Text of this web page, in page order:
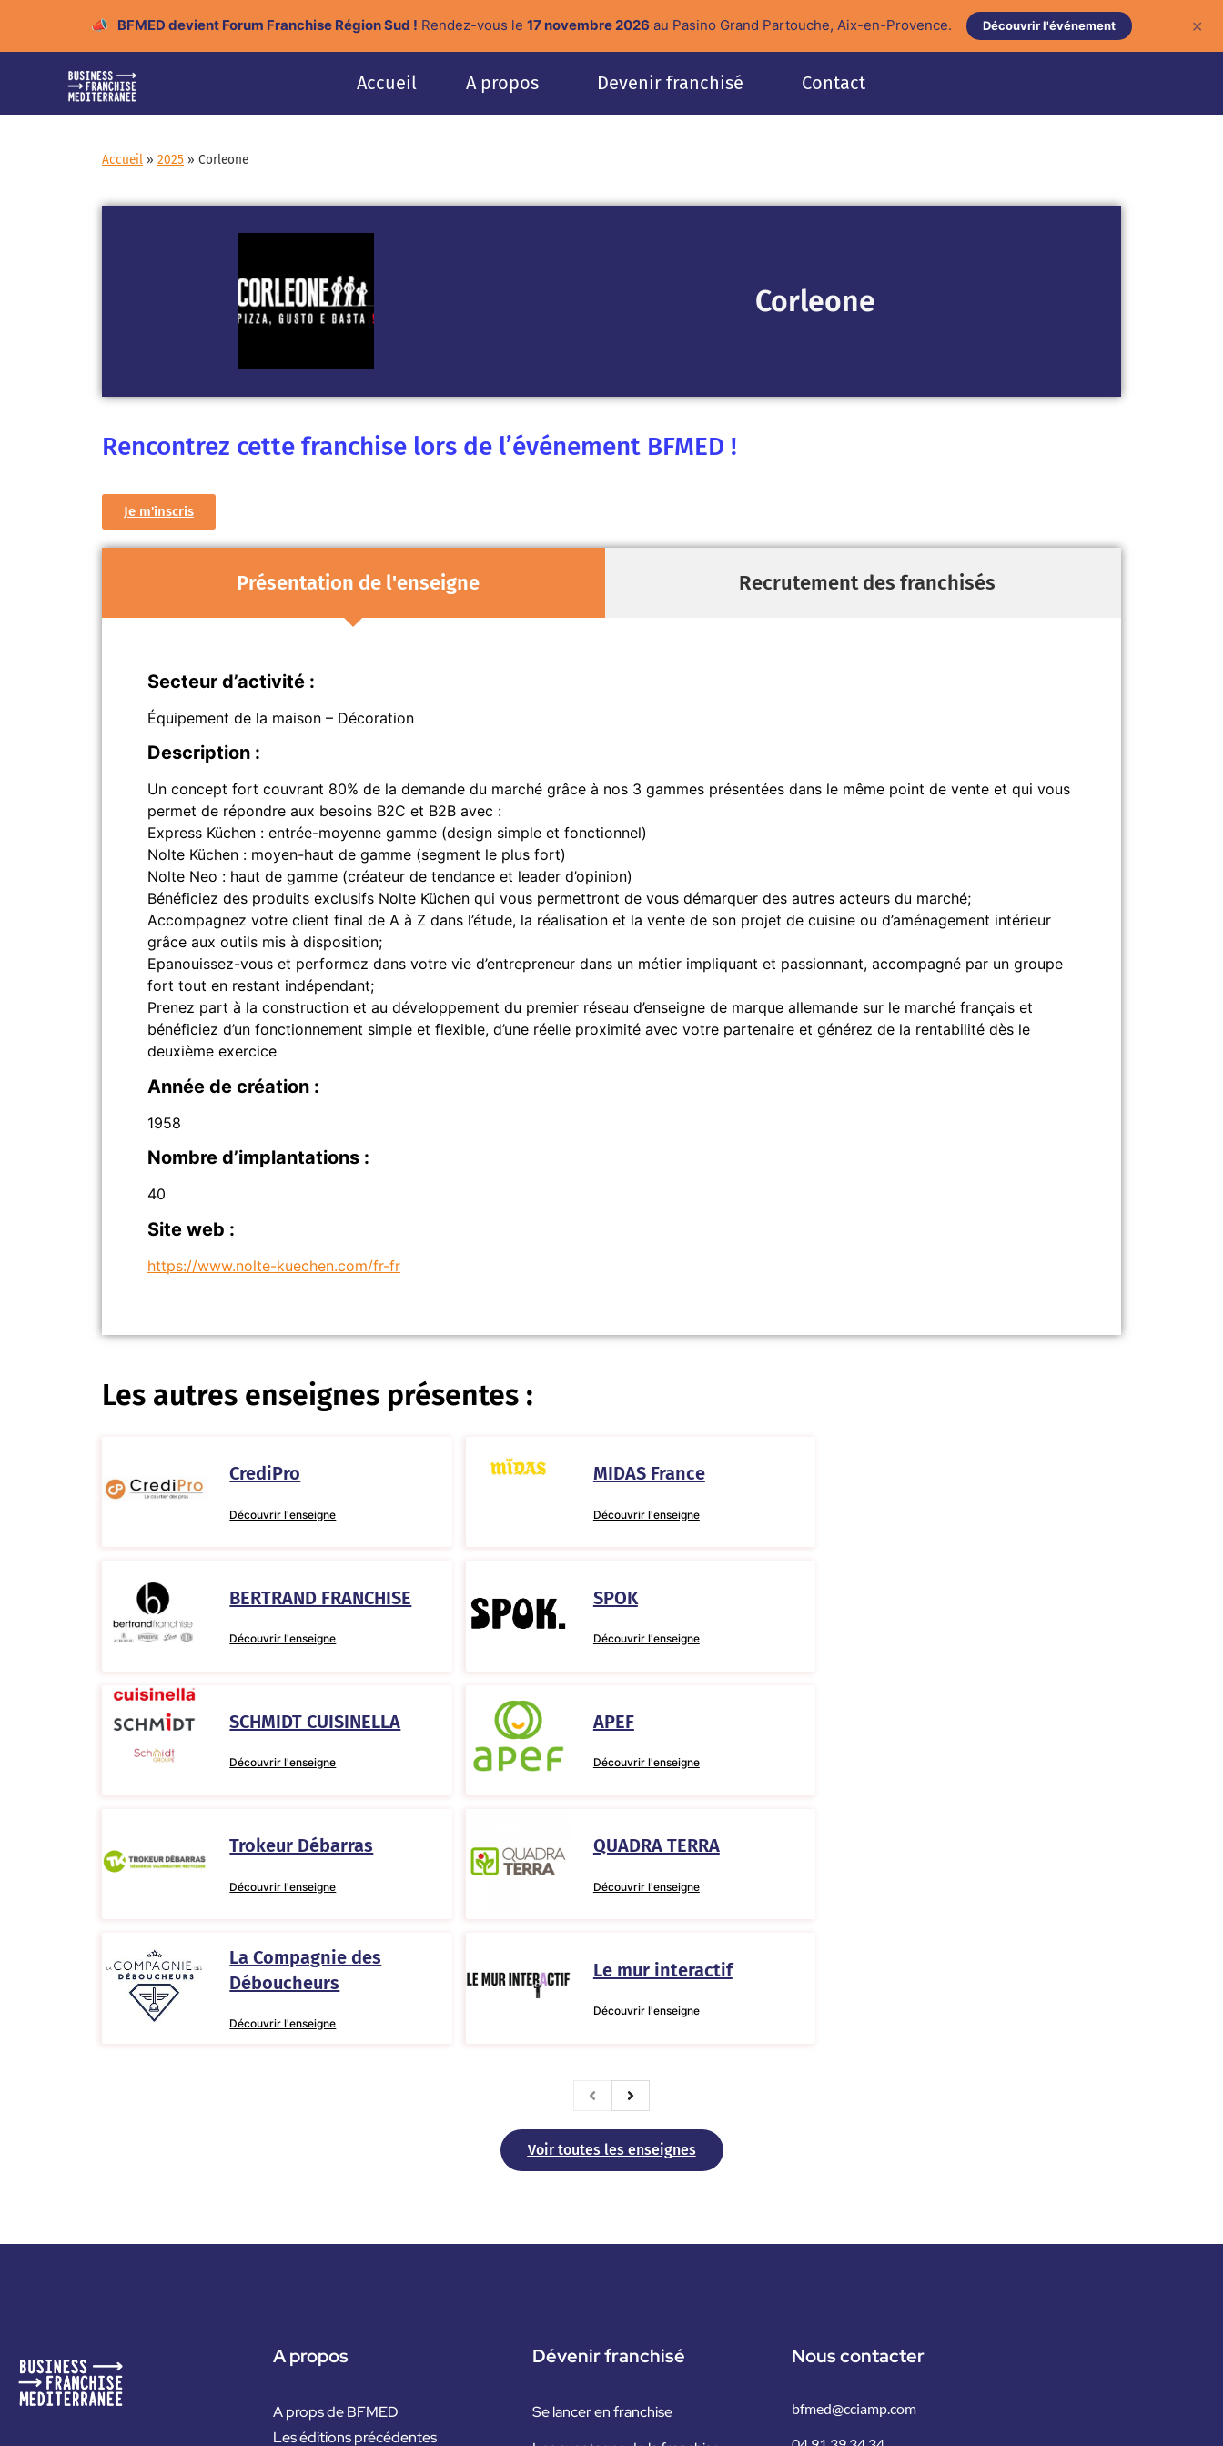
📣 BFMED devient Forum Franchise Région Sud ! Rendez-vous le 17 novembre 2026 au Pasino Grand Partouche, Aix-en-Provence. Découvrir l'événement ✕
Accueil A propos Devenir franchisé Contact
Accueil » 2025 » Corleone
Corleone
Rencontrez cette franchise lors de l’événement BFMED !
Je m'inscris
Présentation de l'enseigne Recrutement des franchisés
Secteur d’activité :
Équipement de la maison – Décoration
Description :
Un concept fort couvrant 80% de la demande du marché grâce à nos 3 gammes présentées dans le même point de vente et qui vous
permet de répondre aux besoins B2C et B2B avec :
Express Küchen : entrée-moyenne gamme (design simple et fonctionnel)
Nolte Küchen : moyen-haut de gamme (segment le plus fort)
Nolte Neo : haut de gamme (créateur de tendance et leader d’opinion)
Bénéficiez des produits exclusifs Nolte Küchen qui vous permettront de vous démarquer des autres acteurs du marché;
Accompagnez votre client final de A à Z dans l’étude, la réalisation et la vente de son projet de cuisine ou d’aménagement intérieur
grâce aux outils mis à disposition;
Epanouissez-vous et performez dans votre vie d’entrepreneur dans un métier impliquant et passionnant, accompagné par un groupe
fort tout en restant indépendant;
Prenez part à la construction et au développement du premier réseau d’enseigne de marque allemande sur le marché français et
bénéficiez d’un fonctionnement simple et flexible, d’une réelle proximité avec votre partenaire et générez de la rentabilité dès le
deuxième exercice
Année de création :
1958
Nombre d’implantations :
40
Site web :
https://www.nolte-kuechen.com/fr-fr
Les autres enseignes présentes :
CrediPro
Découvrir l'enseigne
MIDAS France
Découvrir l'enseigne
BERTRAND FRANCHISE
Découvrir l'enseigne
SPOK
Découvrir l'enseigne
SCHMIDT CUISINELLA
Découvrir l'enseigne
APEF
Découvrir l'enseigne
Trokeur Débarras
Découvrir l'enseigne
QUADRA TERRA
Découvrir l'enseigne
La Compagnie des
Déboucheurs
Découvrir l'enseigne
Le mur interactif
Découvrir l'enseigne
Voir toutes les enseignes
A propos
A props de BFMED
Les éditions précédentes
Dévenir franchisé
Se lancer en franchise
Nous contacter
bfmed@cciamp.com